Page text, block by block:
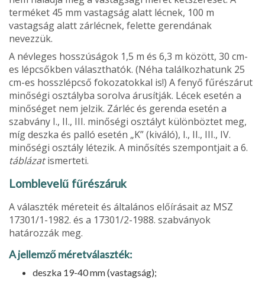
terméket 45 mm vastagság alatt lécnek, 100 m
vastagság alatt zárlécnek, felette gerendának
nevezzük.
A névleges hosszúságok 1,5 m és 6,3 m között, 30 cm-
es lépcsőkben választhatók. (Néha találkozhatunk 25
cm-es hosszlépcső fokozatokkal is!) A fenyő fűrészárut
minőségi osztályba sorolva árusítják. Lécek esetén a
minőséget nem jelzik. Zárléc és gerenda esetén a
szabvány I., II., III. minőségi osztályt különböztet meg,
míg deszka és palló esetén „K” (kiváló), I., II., III., IV.
minőségi osztály létezik. A minősítés szempontjait a 6.
táb­lázatismerteti.
Lomblevelű fűrészáruk
A választék méreteit és általános előírásait az MSZ
17301/1-1982. és a 17301/2-1988. szabvá­nyok
határozzák meg.
A jellemző méretválaszték:
deszka 19-40 mm (vastagság);